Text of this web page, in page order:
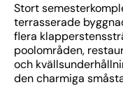
Stort
terrasserade
flera
poolområden,
och
den charmiga